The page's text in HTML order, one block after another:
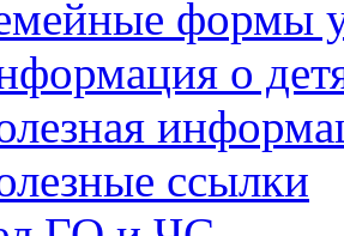
формы
о
ссылки